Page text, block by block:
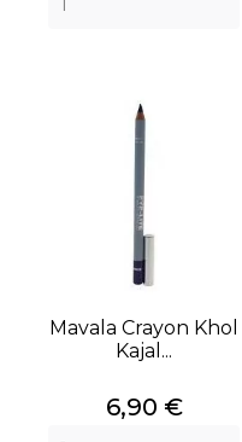
Mavala Crayon Khol
Kajal...
Prix
6,90 €